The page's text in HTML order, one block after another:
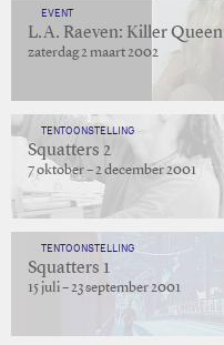
EVENT
L.A. Raeven: Killer Queen
zaterdag 2 maart 2002
TENTOONSTELLING
Squatters 2
7 oktober – 2 december 2001
TENTOONSTELLING
Squatters 1
15 juli – 23 september 2001